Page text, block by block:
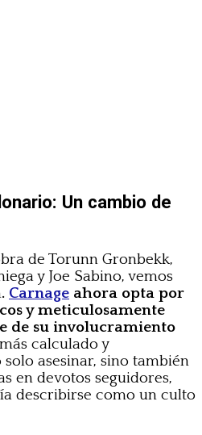
Un cambio de
de Torunn Gronbekk,
y Joe Sabino, vemos
. Carnage ahora opta por
y meticulosamente
de su involucramiento
calculado y
asesinar, sino también
en devotos seguidores,
describirse como un culto